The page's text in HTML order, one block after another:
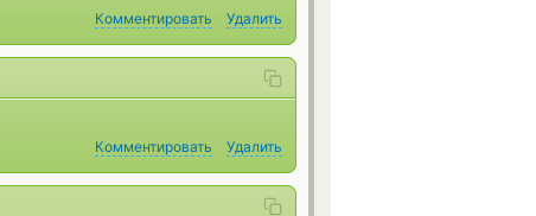
Комментировать
Удалить
Комментировать
Удалить